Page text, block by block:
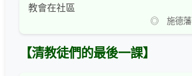
教會在社區
◎ 施德藩
【清教徒們的最後一課】